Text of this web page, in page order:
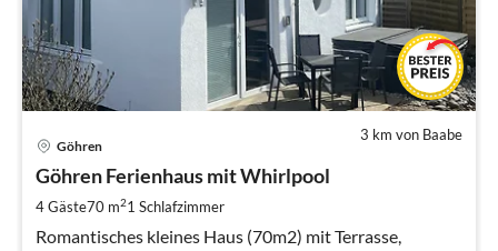
3 km von Baabe
Göhren
Göhren Ferienhaus mit Whirlpool
4 Gäste70 m21 Schlafzimmer
Romantisches kleines Haus (70m2) mit Terrasse,